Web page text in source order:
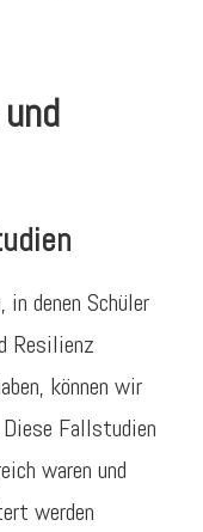
denen Schüler
Resilienz
können wir
Diese Fallstudien
waren und
werden